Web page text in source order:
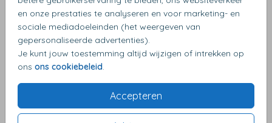
en onze prestaties te analyseren en voor marketing- en
sociale mediadoeleinden (het weergeven van
gepersonaliseerde advertenties).
Je kunt jouw toestemming altijd wijzigen of intrekken op
ons ons cookiebeleid
Accepteren
kraft (recycled) 16 x 16